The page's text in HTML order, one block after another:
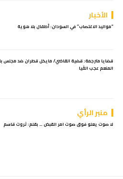
الأخبار
“​​مواليد الاغتصاب” في السودان: أطفال بلا هوية
قضايا مترجمة: قضية القاضي/ مايكل قطران ضد مجلس
المنعم عجب الفَيا
منبر الرأي
لا صوت يعلو فوق صوت امر القبض … بقلم: ثروت قاسم